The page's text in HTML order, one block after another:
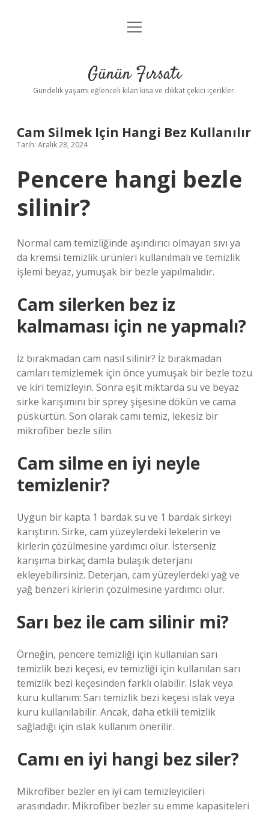
Anasayfa
Yasal Uyarı
menüyü
Günün Fırsatı
Gündelik yaşamı eğlenceli kılan kısa ve dikkat çekici içerikler.
Cam Silmek Için Hangi Bez Kullanılır
Tarih: Aralık 28, 2024
Pencere hangi bezle
silinir?
Normal cam temizliğinde aşındırıcı olmayan sıvı ya
da kremsi temizlik ürünleri kullanılmalı ve temizlik
işlemi beyaz, yumuşak bir bezle yapılmalıdır.
Cam silerken bez iz
kalmaması için ne yapmalı?
İz bırakmadan cam nasıl silinir? İz bırakmadan
camları temizlemek için önce yumuşak bir bezle tozu
ve kiri temizleyin. Sonra eşit miktarda su ve beyaz
sirke karışımını bir sprey şişesine dökün ve cama
püskürtün. Son olarak camı temiz, lekesiz bir
mikrofiber bezle silin.
Cam silme en iyi neyle
temizlenir?
Uygun bir kapta 1 bardak su ve 1 bardak sirkeyi
karıştırın. Sirke, cam yüzeylerdeki lekelerin ve
kirlerin çözülmesine yardımcı olur. İsterseniz
karışıma birkaç damla bulaşık deterjanı
ekleyebilirsiniz. Deterjan, cam yüzeylerdeki yağ ve
yağ benzeri kirlerin çözülmesine yardımcı olur.
Sarı bez ile cam silinir mi?
Örneğin, pencere temizliği için kullanılan sarı
temizlik bezi keçesi, ev temizliği için kullanılan sarı
temizlik bezi keçesinden farklı olabilir. Islak veya
kuru kullanım: Sarı temizlik bezi keçesi ıslak veya
kuru kullanılabilir. Ancak, daha etkili temizlik
sağladığı için ıslak kullanım önerilir.
Camı en iyi hangi bez siler?
Mikrofiber bezler en iyi cam temizleyicileri
arasındadır. Mikrofiber bezler su emme kapasiteleri